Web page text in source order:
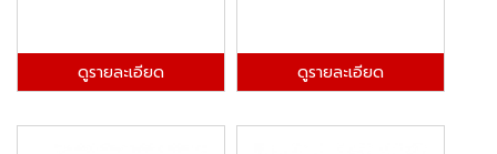
ดูรายละเอียด ดูรายละเอียด